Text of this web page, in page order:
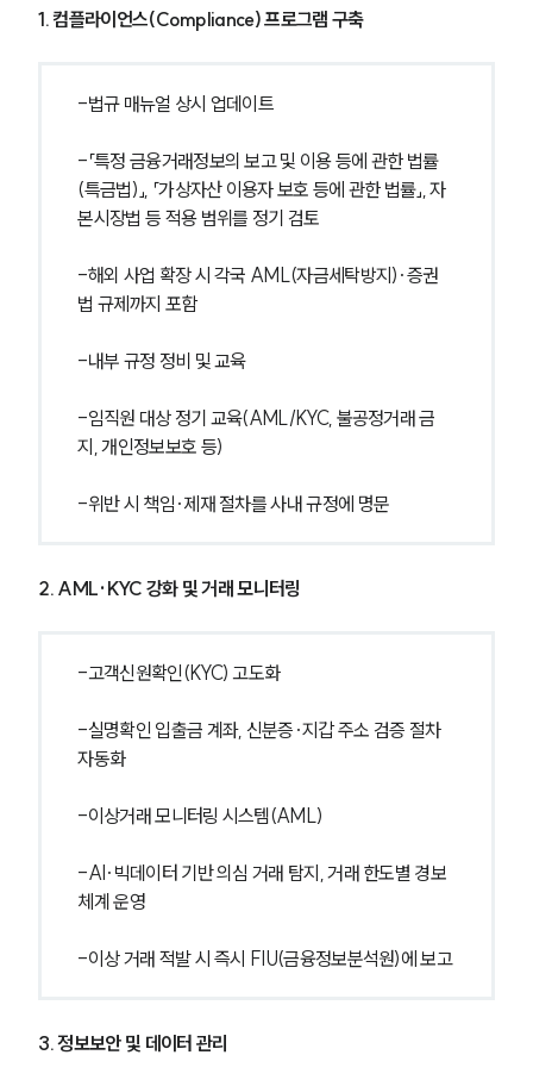
1. 컴플라이언스(Compliance) 프로그램 구축
-법규 매뉴얼 상시 업데이트
-「특정 금융거래정보의 보고 및 이용 등에 관한 법률
(특금법)」, 「가상자산 이용자 보호 등에 관한 법률」, 자
본시장법 등 적용 범위를 정기 검토
-해외 사업 확장 시 각국 AML(자금세탁방지)·증권
법 규제까지 포함
-내부 규정 정비 및 교육
-임직원 대상 정기 교육(AML/KYC, 불공정거래 금
지, 개인정보보호 등)
-위반 시 책임·제재 절차를 사내 규정에 명문
2. AML·KYC 강화 및 거래 모니터링
-고객신원확인(KYC) 고도화
-실명확인 입출금 계좌, 신분증·지갑 주소 검증 절차
자동화
-이상거래 모니터링 시스템(AML)
-AI·빅데이터 기반 의심 거래 탐지, 거래 한도별 경보
체계 운영
-이상 거래 적발 시 즉시 FIU(금융정보분석원)에 보고
3. 정보보안 및 데이터 관리